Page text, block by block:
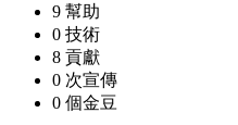
9 幫助
0 技術
8 貢獻
0 次宣傳
0 個金豆